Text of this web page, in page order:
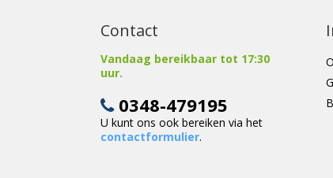
Contact
Vandaag bereikbaar tot 17:30
uur.
0348-479195
U kunt ons ook bereiken via het
contactformulier.